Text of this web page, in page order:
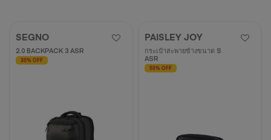
SEGNO
2.0 BACKPACK 3 ASR
30% OFF
PAISLEY JOY
กระเป๋าสะพายข้างขนาด S
ASR
50% OFF